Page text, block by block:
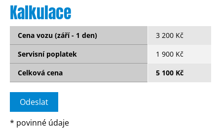
Kalkulace
Cena vozu (září - 1 den)
3 200 Kč
Servisní poplatek
1 900 Kč
Celková cena
5 100 Kč
* povinné údaje